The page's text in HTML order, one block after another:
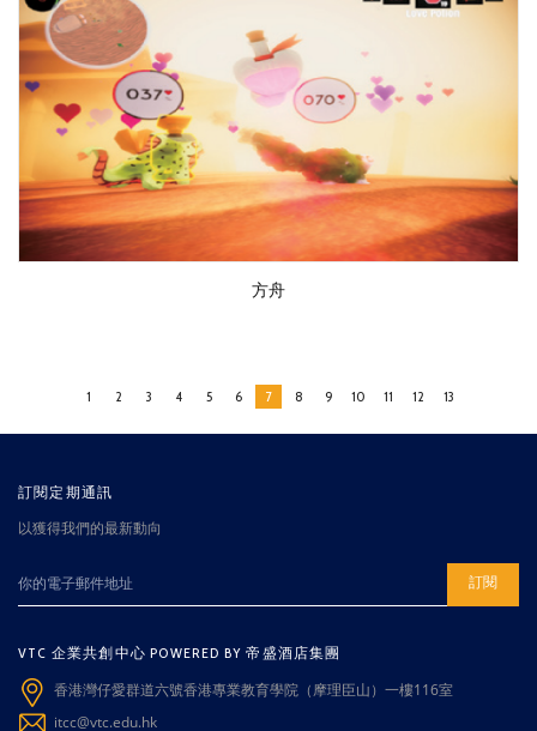
方舟
1 2 3 4 5 6 7 8 9 10 11 12 13
訂閱定期通訊
以獲得我們的最新動向
訂閱
VTC 企業共創中心 POWERED BY 帝盛酒店集團
香港灣仔愛群道六號香港專業教育學院（摩理臣山）一樓116室
itcc@vtc.edu.hk